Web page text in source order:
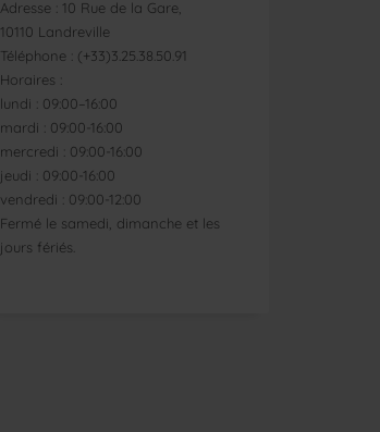
Adresse : 10 Rue de la Gare,
10110 Landreville
Téléphone : (+33)3.25.38.50.91
Horaires :
lundi : 09:00–16:00
mardi : 09:00-16:00
mercredi : 09:00-16:00
jeudi : 09:00-16:00
vendredi : 09:00-12:00
Fermé le samedi, dimanche et les
jours fériés.